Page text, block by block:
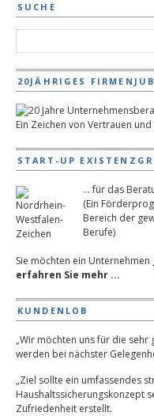
SUCHE
20JÄHRIGES
Ein Zeichen von Vertrauen
START-UP
... für das
(Ein
Bereich der
Berufe)
Sie möchten ein Unternehmen
erfahren Sie mehr ...
KUNDENLOB
„Wir möchten uns für die
werden bei nächster
„Ziel sollte ein umfassendes
Haushaltssicherungskonzept
Zufriedenheit erstellt.